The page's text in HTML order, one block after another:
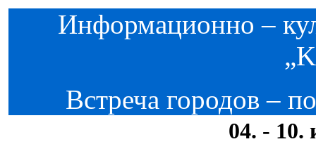
Информационно –
Встреча городов –
04. - 10.